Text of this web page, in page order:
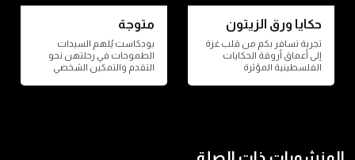
حكايا ورق الزيتون
تجربة تسافر بكم من قلب غزة
إلى أعماق أروقة الحكايات
الفلسطينية المؤثرة
متوجة
بودكاست يُلهم السيدات
الطموحات في رحلتهن نحو
التقدم والتمكين الشخصي